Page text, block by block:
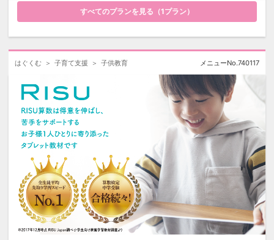
すべてのプランを見る（1プラン）
はぐくむ 子育て支援 子供教育 メニューNo.740117